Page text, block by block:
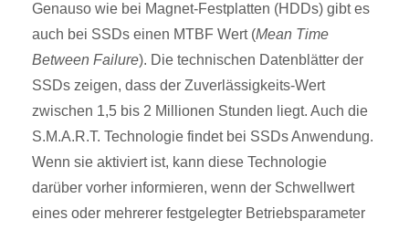
Genauso wie bei Magnet-Festplatten (HDDs) gibt es
auch bei SSDs einen MTBF Wert (Mean Time
Between Failure). Die technischen Datenblätter der
SSDs zeigen, dass der Zuverlässigkeits-Wert
zwischen 1,5 bis 2 Millionen Stunden liegt. Auch die
S.M.A.R.T. Technologie findet bei SSDs Anwendung.
Wenn sie aktiviert ist, kann diese Technologie
darüber vorher informieren, wenn der Schwellwert
eines oder mehrerer festgelegter Betriebsparameter